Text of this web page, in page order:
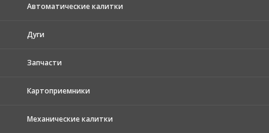
Автоматические калитки
Дуги
Запчасти
Картоприемники
Механические калитки